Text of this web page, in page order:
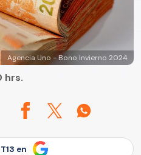
Agencia Uno - Bono Invierno 2024
hrs.
en